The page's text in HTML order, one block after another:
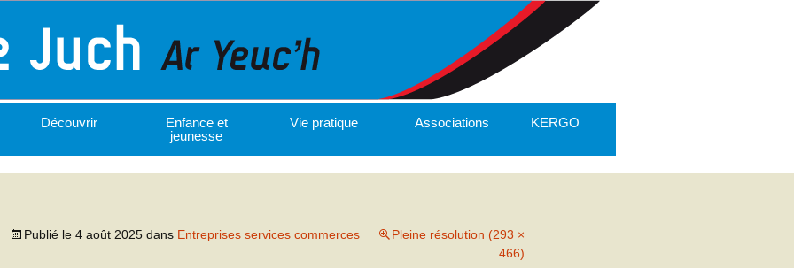
Découvrir
Enfance et
jeunesse
Vie pratique Associations KERGO
Publié le 4 août 2025 dans Entreprises services commerces
Pleine résolution (293 ×
466)